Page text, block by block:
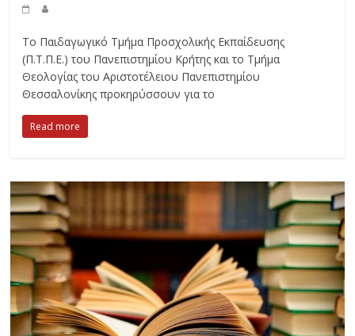
Το Παιδαγωγικό Τμήμα Προσχολικής Εκπαίδευσης
(Π.Τ.Π.Ε.) του Πανεπιστημίου Κρήτης και το Τμήμα
Θεολογίας του Αριστοτέλειου Πανεπιστημίου
Θεσσαλονίκης προκηρύσσουν για το
Read more